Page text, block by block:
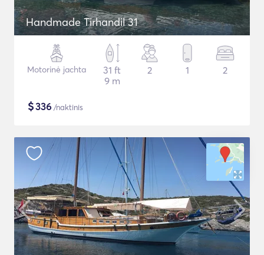
Handmade Tirhandil 31
Motorinė jachta
31 ft
9 m
2 1 2
$336 /naktinis